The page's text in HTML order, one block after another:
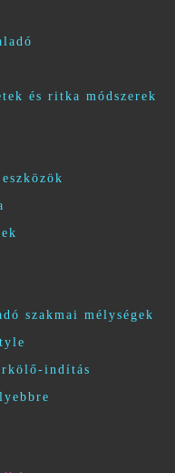
és ritka módszerek
szakmai mélységek
indítás